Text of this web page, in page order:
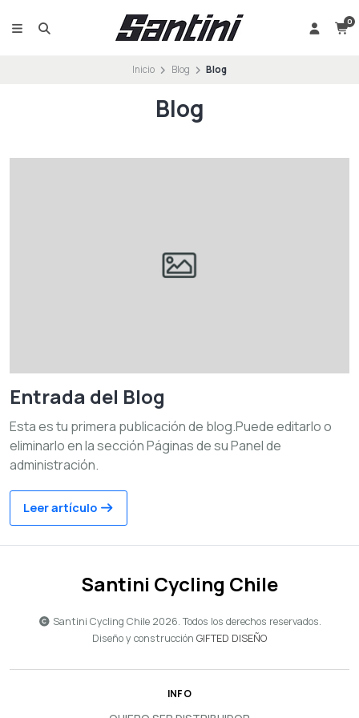
0
Inicio Blog Blog
Blog
Entrada del Blog
Esta es tu primera publicación de blog.Puede editarlo o
eliminarlo en la sección Páginas de su Panel de
administración.
Leer artículo
Santini Cycling Chile
Santini Cycling Chile 2026. Todos los derechos reservados.
Diseño y construcción GIFTED DISEÑO
INFO